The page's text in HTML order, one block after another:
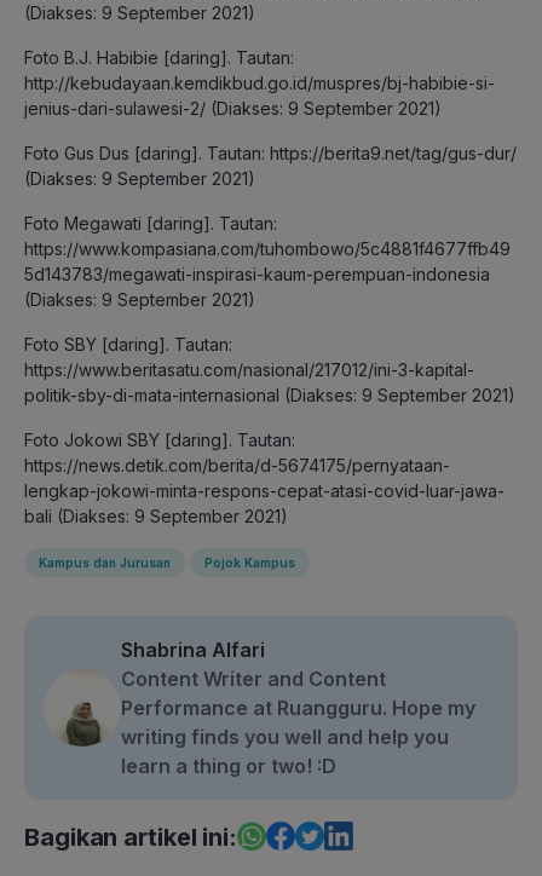
(Diakses: 9 September 2021)
Foto B.J. Habibie [daring]. Tautan:
http://kebudayaan.kemdikbud.go.id/muspres/bj-habibie-si-
jenius-dari-sulawesi-2/ (Diakses: 9 September 2021)
Foto Gus Dus [daring]. Tautan: https://berita9.net/tag/gus-dur/
(Diakses: 9 September 2021)
Foto Megawati [daring]. Tautan:
https://www.kompasiana.com/tuhombowo/5c4881f4677ffb49
5d143783/megawati-inspirasi-kaum-perempuan-indonesia
(Diakses: 9 September 2021)
Foto SBY [daring]. Tautan:
https://www.beritasatu.com/nasional/217012/ini-3-kapital-
politik-sby-di-mata-internasional (Diakses: 9 September 2021)
Foto Jokowi SBY [daring]. Tautan:
https://news.detik.com/berita/d-5674175/pernyataan-
lengkap-jokowi-minta-respons-cepat-atasi-covid-luar-jawa-
bali (Diakses: 9 September 2021)
Kampus dan Jurusan Pojok Kampus
Shabrina Alfari
Content Writer and Content
Performance at Ruangguru. Hope my
writing finds you well and help you
learn a thing or two! :D
Bagikan artikel ini: